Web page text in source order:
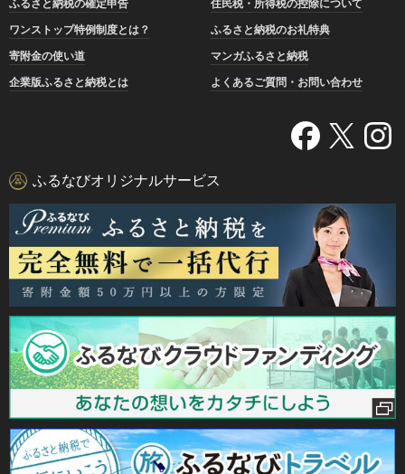
ふるさと納税の確定申告
住民税・所得税の控除について
ワンストップ特例制度とは？
ふるさと納税のお礼特典
寄附金の使い道
マンガふるさと納税
企業版ふるさと納税とは
よくあるご質問・お問い合わせ
ふるなびオリジナルサービス